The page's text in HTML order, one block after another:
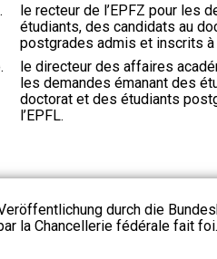
le recteur de l’EPFZ pour les
étudiants, des candidats au
postgrades admis et inscrits à
le directeur des affaires
les demandes émanant des
doctorat et des étudiants
l’EPFL.
durch die
la Chancellerie fédérale fait